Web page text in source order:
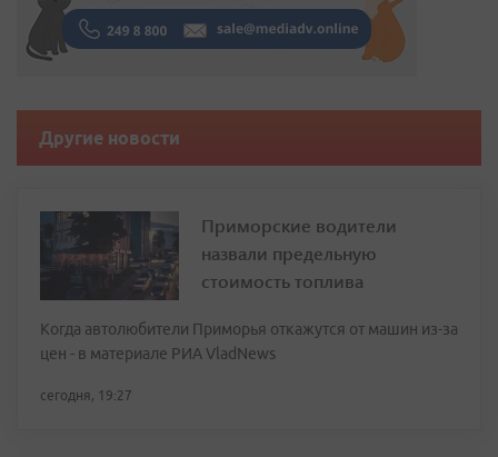
Другие новости
Приморские водители
назвали предельную
стоимость топлива
Когда автолюбители Приморья откажутся от машин из-за
цен - в материале РИА VladNews
сегодня, 19:27